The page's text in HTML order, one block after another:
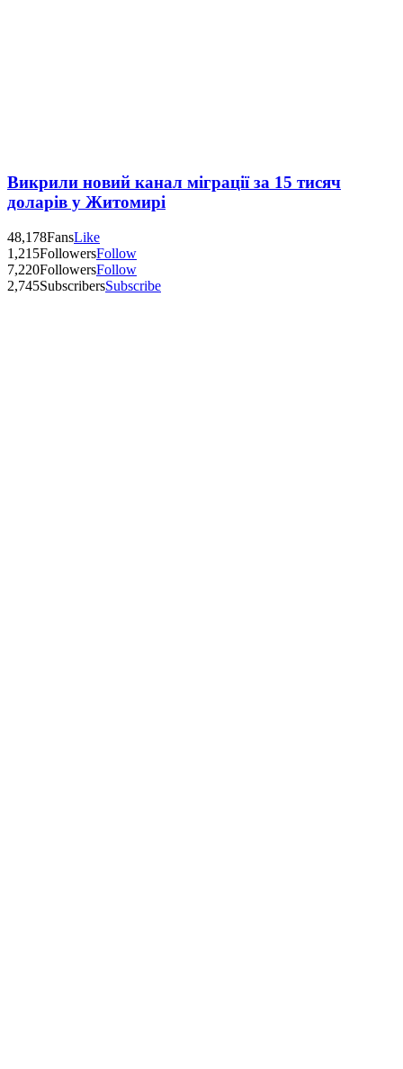
Викрили новий канал міграції за 15 тисяч
доларів у Житомирі
48,178FansLike
1,215FollowersFollow
7,220FollowersFollow
2,745SubscribersSubscribe